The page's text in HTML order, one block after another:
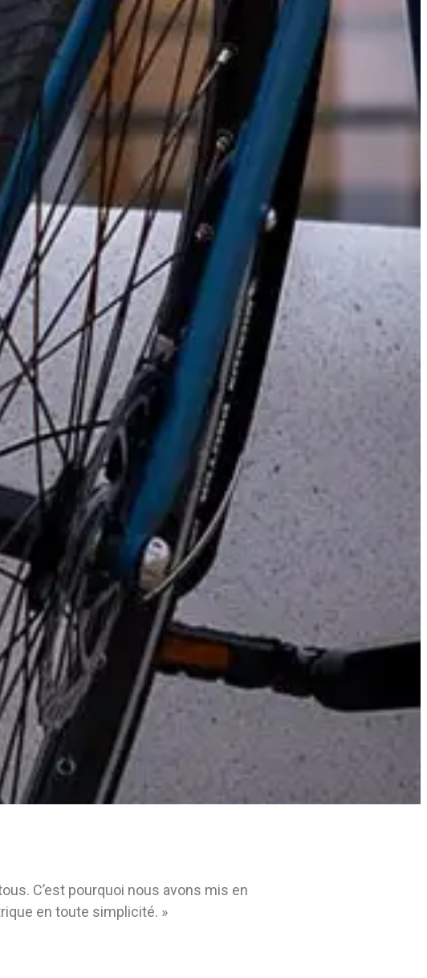
C’est pourquoi nous avons mis en
en toute simplicité. »